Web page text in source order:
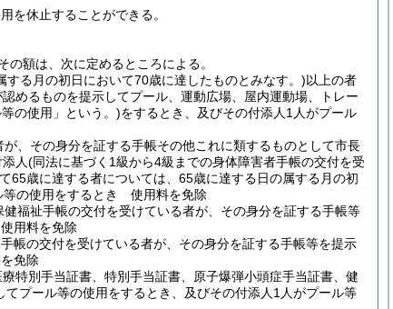
を休止することができる。
額は、次に定めるところによる。
る月の初日において70歳に達したものとみなす。)以上の者
めるものを提示してプール、運動広場、屋内運動場、トレー
の使用」という。)をするとき、及びその付添人1人がプール
、その身分を証する手帳その他これに類するものとして市長
人(同法に基づく1級から4級までの身体障害者手帳の交付を受
65歳に達する者については、65歳に達する日の属する月の初
等の使用をするとき 使用料を免除
健福祉手帳の交付を受けている者が、その身分を証する手帳等
用料を免除
帳の交付を受けている者が、その身分を証する手帳等を提示
免除
特別手当証書、特別手当証書、原子爆弾小頭症手当証書、健
プール等の使用をするとき、及びその付添人1人がプール等